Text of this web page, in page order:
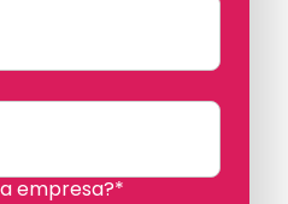
empresa?*